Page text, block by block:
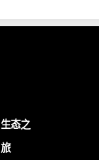
生态之
旅